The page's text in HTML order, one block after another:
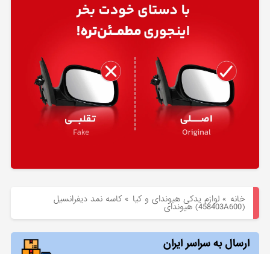
خانه »لوازم یدکی هیوندای و کیا »كاسه نمد ديفرانسيل
(458403A600) هیوندای
ارسال به سراسر ایران